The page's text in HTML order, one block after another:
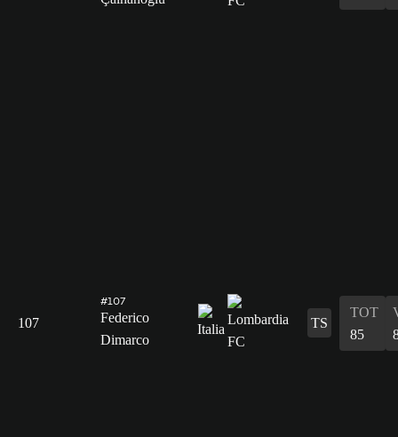
107
#107
Federico
Dimarco
TS
TOT
85